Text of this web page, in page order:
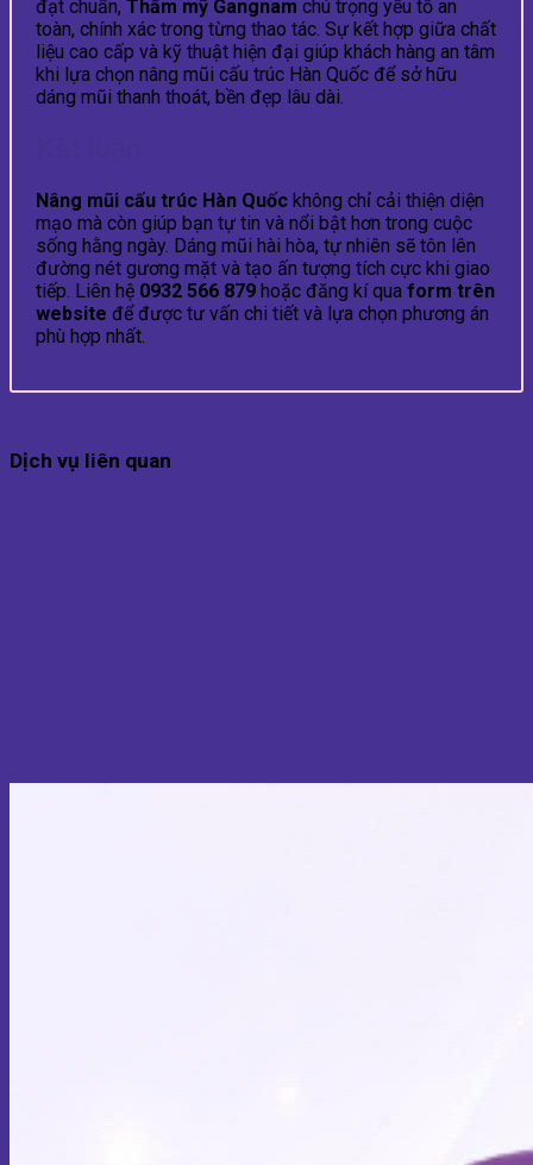
đạt chuẩn, Thẩm mỹ Gangnam chú trọng yếu tố an
toàn, chính xác trong từng thao tác. Sự kết hợp giữa chất
liệu cao cấp và kỹ thuật hiện đại giúp khách hàng an tâm
khi lựa chọn nâng mũi cấu trúc Hàn Quốc để sở hữu
dáng mũi thanh thoát, bền đẹp lâu dài.
Nâng mũi cấu trúc Hàn Quốc không chỉ cải thiện diện
mạo mà còn giúp bạn tự tin và nổi bật hơn trong cuộc
sống hằng ngày. Dáng mũi hài hòa, tự nhiên sẽ tôn lên
đường nét gương mặt và tạo ấn tượng tích cực khi giao
tiếp. Liên hệ 0932 566 879 hoặc đăng kí qua form trên
website để được tư vấn chi tiết và lựa chọn phương án
phù hợp nhất.
Dịch vụ liên quan